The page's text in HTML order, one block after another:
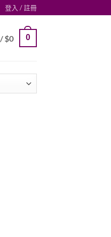
登入 / 註冊
$0 0